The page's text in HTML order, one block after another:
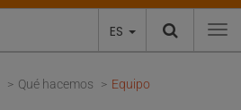
ES
Qué hacemos Equipo